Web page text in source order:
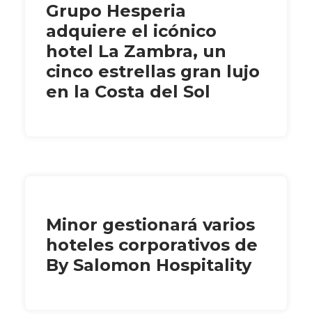
Grupo Hesperia
adquiere el icónico
hotel La Zambra, un
cinco estrellas gran lujo
en la Costa del Sol
Minor gestionará varios
hoteles corporativos de
By Salomon Hospitality